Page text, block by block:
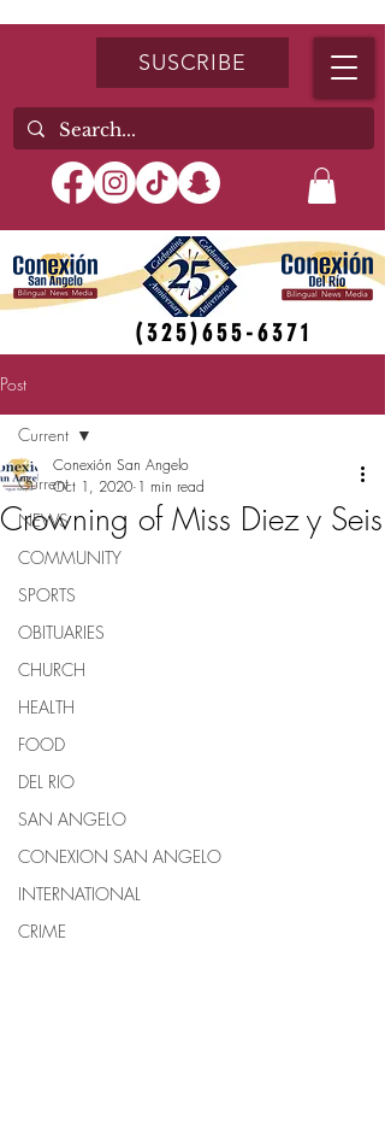
SUSCRIBE
(325)655-6371
Post
Current
NEWS
COMMUNITY
SPORTS
OBITUARIES
CHURCH
HEALTH
FOOD
DEL RIO
SAN ANGELO
CONEXION SAN ANGELO
INTERNATIONAL
CRIME
Current
Crowning of Miss Diez y Seis
Conexión San Angelo
Oct 1, 2020 1 min read